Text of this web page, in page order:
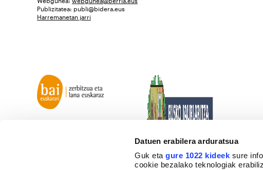
Datuen erabilera arduratsua
Guk etagure 1022 kideek sure
cookie bezalako teknologiak
Publizitatea: publi@bidera.eus
Harremanetan jarri